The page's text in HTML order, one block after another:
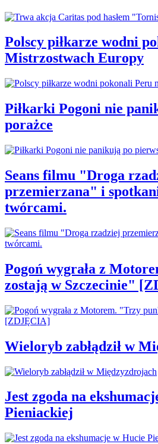
Polscy piłkarze wodni
Mistrzostwach Europy
Piłkarki Pogoni nie
porażce
Seans filmu "Droga
przemierzana" i
twórcami.
Pogoń wygrała z
zostają w Szczecinie"
Wieloryb zabłądził w
Jest zgoda na
Pieniackiej